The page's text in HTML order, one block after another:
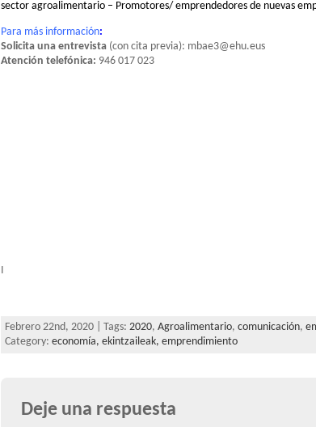
sector agroalimentario – Promotores/ emprendedores de nuevas
Para más información:
Solicita una entrevista (con cita previa): mbae3@ehu.eus
Atención telefónica: 946 017 023
I
Febrero 22nd, 2020 | Tags: 2020, Agroalimentario, comunicación,
Category: economía, ekintzaileak, emprendimiento
Deje una respuesta